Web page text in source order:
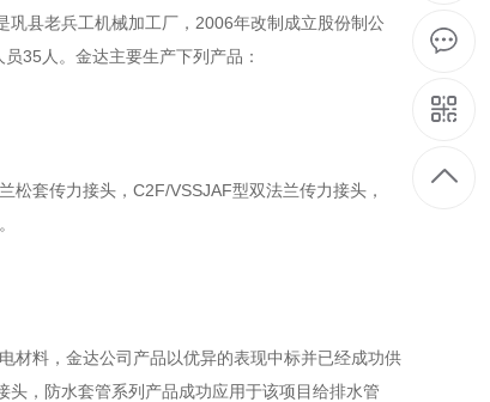
县老兵工机械加工厂，2006年改制成立股份制公
35人。金达主要生产下列产品：
套传力接头，C2F/VSSJAF型双法兰传力接头，
材料，金达公司产品以优异的表现中标并已经成功供
，防水套管系列产品成功应用于该项目给排水管